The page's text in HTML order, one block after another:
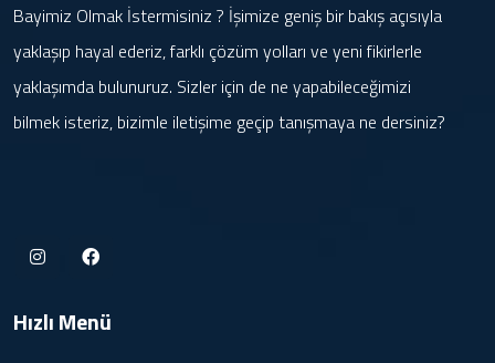
Bayimiz Olmak İstermisiniz ? İşimize geniş bir bakış açısıyla
yaklaşıp hayal ederiz, farklı çözüm yolları ve yeni fikirlerle
yaklaşımda bulunuruz. Sizler için de ne yapabileceğimizi
bilmek isteriz, bizimle iletişime geçip tanışmaya ne dersiniz?
Hızlı Menü